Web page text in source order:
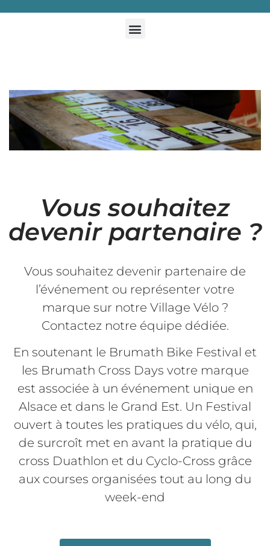
Vous souhaitez
devenir partenaire ?
Vous souhaitez devenir partenaire de
l’événement ou représenter votre
marque sur notre Village Vélo ?
Contactez notre équipe dédiée.
En soutenant le Brumath Bike Festival et
les Brumath Cross Days votre marque
est associée à un événement unique en
Alsace et dans le Grand Est. Un Festival
ouvert à toutes les pratiques du vélo, qui,
de surcroît met en avant la pratique du
cross Duathlon et du Cyclo-Cross grâce
aux courses organisées tout au long du
week-end